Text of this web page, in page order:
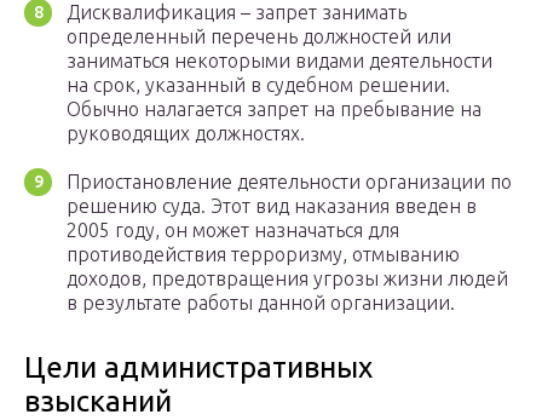
Дисквалификация – запрет занимать
определенный перечень должностей или
заниматься некоторыми видами деятельности
на срок, указанный в судебном решении.
Обычно налагается запрет на пребывание на
руководящих должностях.
Приостановление деятельности организации по
решению суда. Этот вид наказания введен в
2005 году, он может назначаться для
противодействия терроризму, отмыванию
доходов, предотвращения угрозы жизни людей
в результате работы данной организации.
Цели административных
взысканий